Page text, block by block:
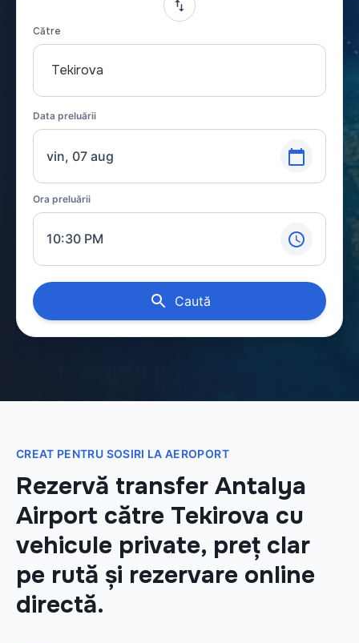
Către
Tekirova
Data preluării
vin, 07 aug
Ora preluării
10:30 PM
Caută
CREAT PENTRU SOSIRI LA AEROPORT
Rezervă transfer Antalya
Airport către Tekirova cu
vehicule private, preț clar
pe rută și rezervare online
directă.